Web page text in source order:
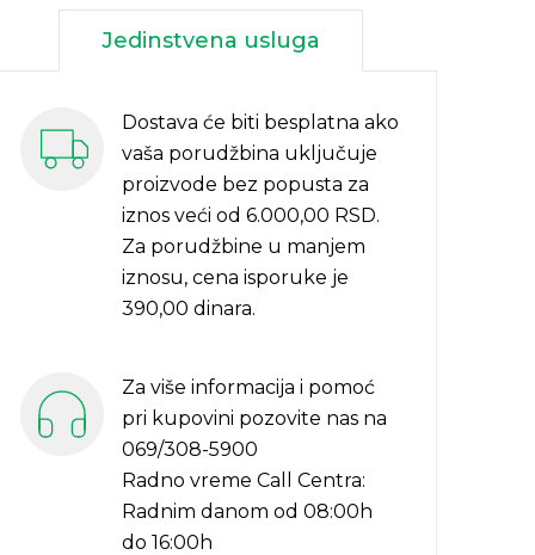
Jedinstvena usluga
Dostava će biti besplatna ako
vaša porudžbina uključuje
proizvode bez popusta za
iznos veći od 6.000,00 RSD.
Za porudžbine u manjem
iznosu, cena isporuke je
390,00 dinara.
Za više informacija i pomoć
pri kupovini pozovite nas na
069/308-5900
Radno vreme Call Centra:
Radnim danom od 08:00h
do 16:00h